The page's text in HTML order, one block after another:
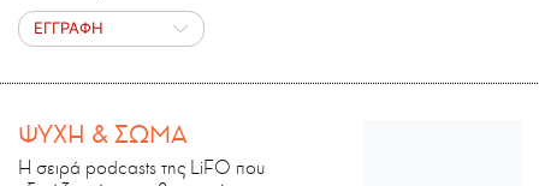
ΕΓΓΡΑΦΗ
ΨΥΧΗ & ΣΩΜΑ
Η σειρά podcasts της LiFO που